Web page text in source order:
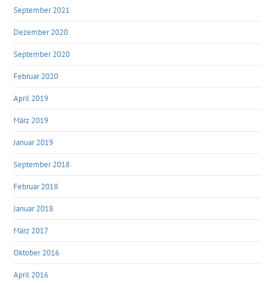
September 2021
Dezember 2020
September 2020
Februar 2020
April 2019
März 2019
Januar 2019
September 2018
Februar 2018
Januar 2018
März 2017
Oktober 2016
April 2016